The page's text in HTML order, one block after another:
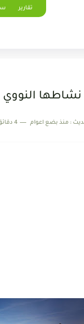
تقارير
النووي
: منذ بضع اعوام 4 دقائق للقراءة